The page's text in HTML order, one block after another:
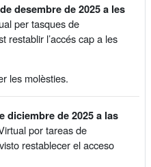
desembre de 2025 a les
per tasques de
restablir l’accés cap a les
les molèsties.
diciembre de 2025 a las
por tareas de
restablecer el acceso